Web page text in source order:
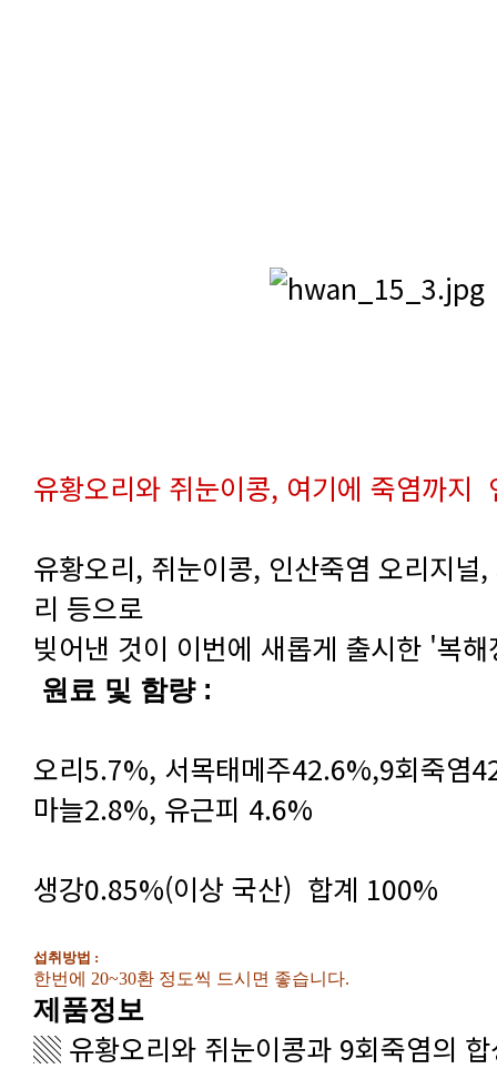
유황오리와 쥐눈이콩, 여기에 죽염까지
리 등으로
빚어낸 것이 이번에 새롭게 출시한 '복
원료 및 함량 :
마늘2.8%, 유근피 4.6%
생강0.85%(이상 국산) 합계 100%
섭취방법 :
한번에 20~30환 정도씩 드시면 좋습니다.
제품정보
▒ 유황오리와 쥐눈이콩과 9회죽염의